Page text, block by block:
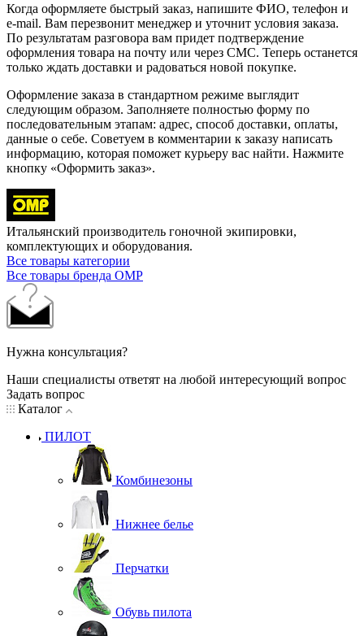
Когда оформляете быстрый заказ, напишите ФИО, телефон и
e-mail. Вам перезвонит менеджер и уточнит условия заказа.
По результатам разговора вам придет подтверждение
оформления товара на почту или через СМС. Теперь останется
только ждать доставки и радоваться новой покупке.
Оформление заказа в стандартном режиме выглядит
следующим образом. Заполняете полностью форму по
последовательным этапам: адрес, способ доставки, оплаты,
данные о себе. Советуем в комментарии к заказу написать
информацию, которая поможет курьеру вас найти. Нажмите
кнопку «Оформить заказ».
Итальянский производитель гоночной экипировки,
комплектующих и оборудования.
Все товары категории
Все товары бренда OMP
Нужна консультация?
Наши специалисты ответят на любой интересующий вопрос
Задать вопрос
Каталог
ПИЛОТ
Комбинезоны
Нижнее белье
Перчатки
Обувь пилота